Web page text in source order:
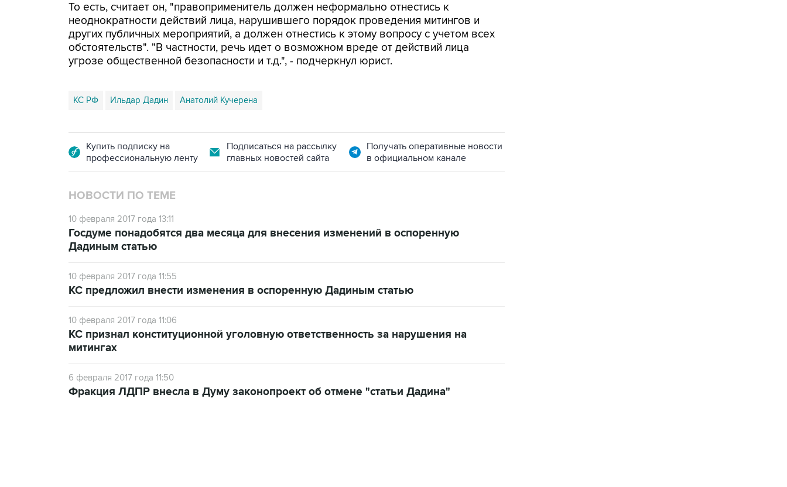
То есть, считает он, "правоприменитель должен неформально отнестись к
неоднократности действий лица, нарушившего порядок проведения митингов и
других публичных мероприятий, а должен отнестись к этому вопросу с учетом всех
обстоятельств". "В частности, речь идет о возможном вреде от действий лица
угрозе общественной безопасности и т.д.", - подчеркнул юрист.
КС РФ Ильдар Дадин Анатолий Кучерена
Купить подписку на
профессиональную ленту
Подписаться на рассылку
главных новостей сайта
Получать оперативные новости
в официальном канале
НОВОСТИ ПО ТЕМЕ
10 февраля 2017 года 13:11
Госдуме понадобятся два месяца для внесения изменений в оспоренную
Дадиным статью
10 февраля 2017 года 11:55
КС предложил внести изменения в оспоренную Дадиным статью
10 февраля 2017 года 11:06
КС признал конституционной уголовную ответственность за нарушения на
митингах
6 февраля 2017 года 11:50
Фракция ЛДПР внесла в Думу законопроект об отмене "статьи Дадина"